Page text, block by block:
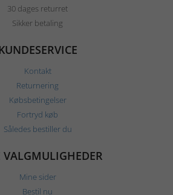
30 dages returret
Sikker betaling
Kontakt
Returnering
Købsbetingelser
Fortryd køb
Således bestiller du
Mine sider
Bestil nu